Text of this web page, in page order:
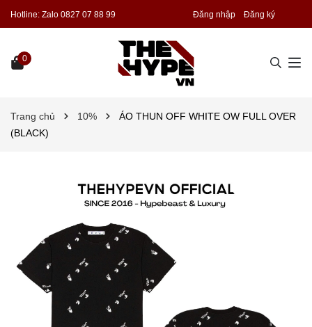
Hotline: Zalo 0827 07 88 99 Đăng nhập Đăng ký
0
Trang chủ 10%
ÁO THUN OFF WHITE OW FULL OVER
(BLACK)